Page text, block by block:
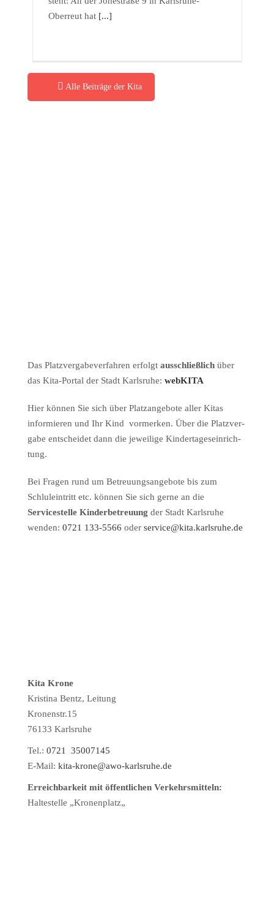
Oberreut hat[...]
Alle Beiträge der Kita
Das Platzvergabeverfahren erfolgt ausschließlich über
das Kita-Portal der Stadt Karlsruhe: webKITA
Hier können Sie sich über Platzangebote aller Kitas
informieren und Ihr Kind vormerken. Über die Platz­ver­
gabe entschei­det dann die jeweilige Kinder­ta­ges­ein­rich­
tung.
Bei Fragen rund um Betreuungsangebote bis zum
Schluleintritt etc. können Sie sich gerne an die
Servicestelle Kinderbetreuung der Stadt Karlsruhe
wenden: 0721 133-5566 oder service@kita.karlsruhe.de
Kita Krone
Kristina Bentz, Leitung
Kronenstr.15
76133 Karlsruhe
Tel.: 0721 35007145
E-Mail: kita-krone@awo-karlsruhe.de
Erreichbarkeit mit öffentlichen Verkehrsmitteln:
Haltestelle „Kronenplatz„